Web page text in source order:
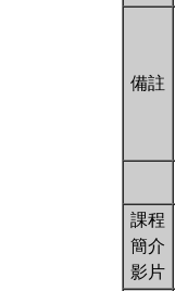
備註
課程
簡介
影片